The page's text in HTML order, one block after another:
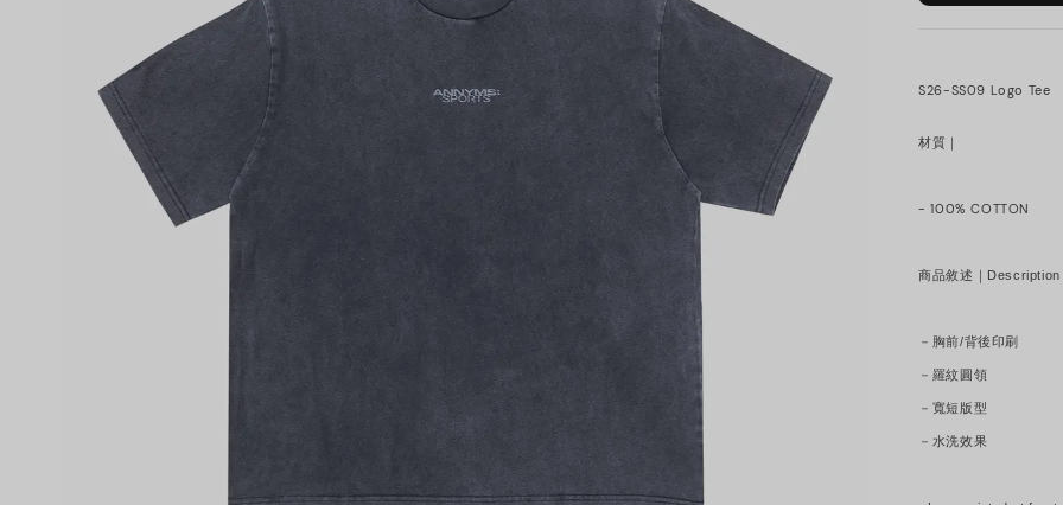
S26-SS09 Logo Tee
材質｜
- 100% COTTON
商品敘述｜Description
－胸前/背後印刷
－羅紋圓領
－寬短版型
－水洗效果